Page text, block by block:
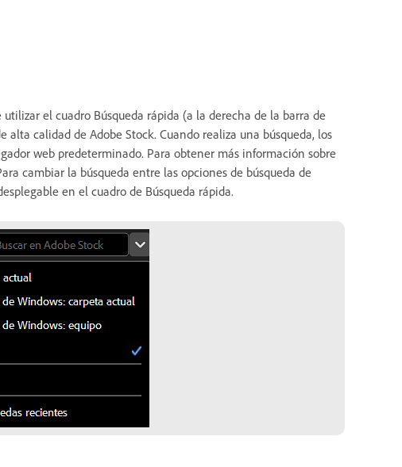
el cuadro Búsqueda rápida (a la derecha de la barra de
calidad de Adobe Stock. Cuando realiza una búsqueda, los
web predeterminado. Para obtener más información sobre
cambiar la búsqueda entre las opciones de búsqueda de
en el cuadro de Búsqueda rápida.